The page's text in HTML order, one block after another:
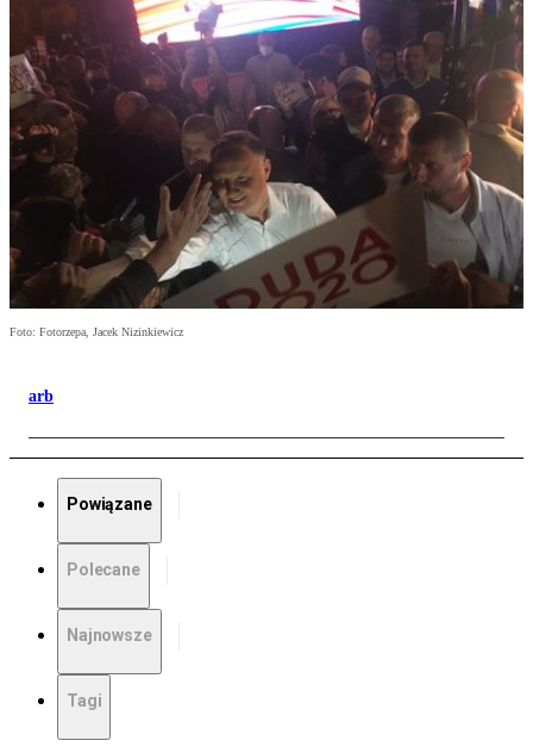
Foto: Fotorzepa, Jacek Nizinkiewicz
arb
Powiązane
Polecane
Najnowsze
Tagi